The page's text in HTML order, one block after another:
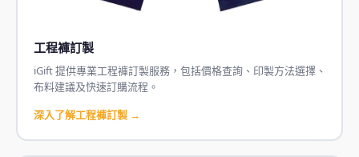
工程褲訂製
iGift 提供專業工程褲訂製服務，包括價格查詢、印製方法選擇、
布料建議及快速訂購流程。
深入了解工程褲訂製 →